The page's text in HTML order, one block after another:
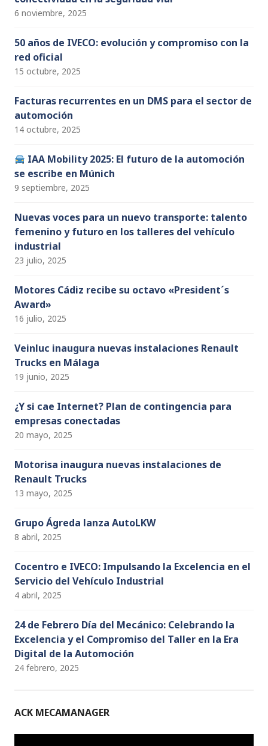
6 noviembre, 2025
50 años de IVECO: evolución y compromiso con la
red oficial
15 octubre, 2025
Facturas recurrentes en un DMS para el sector de
automoción
14 octubre, 2025
IAA Mobility 2025: El futuro de la automoción
se escribe en Múnich
9 septiembre, 2025
Nuevas voces para un nuevo transporte: talento
femenino y futuro en los talleres del vehículo
industrial
23 julio, 2025
Motores Cádiz recibe su octavo «President´s
Award»
16 julio, 2025
Veinluc inaugura nuevas instalaciones Renault
Trucks en Málaga
19 junio, 2025
¿Y si cae Internet? Plan de contingencia para
empresas conectadas
20 mayo, 2025
Motorisa inaugura nuevas instalaciones de
Renault Trucks
13 mayo, 2025
Grupo Ágreda lanza AutoLKW
8 abril, 2025
Cocentro e IVECO: Impulsando la Excelencia en el
Servicio del Vehículo Industrial
4 abril, 2025
24 de Febrero Día del Mecánico: Celebrando la
Excelencia y el Compromiso del Taller en la Era
Digital de la Automoción
24 febrero, 2025
ACK MECAMANAGER